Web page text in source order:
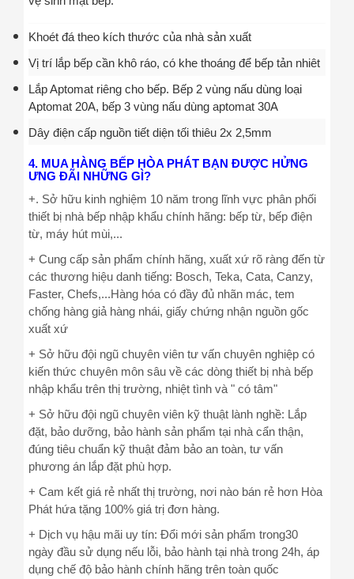
Khoét đá theo kích thước của nhà sản xuất
Vị trí lắp bếp cần khô ráo, có khe thoáng để bếp tản nhiêt
Lắp Aptomat riêng cho bếp. Bếp 2 vùng nấu dùng loại
Aptomat 20A, bếp 3 vùng nấu dùng aptomat 30A
Dây điện cấp nguồn tiết diện tối thiêu 2x 2,5mm
4. MUA HÀNG BẾP HÒA PHÁT BẠN ĐƯỢC HỬNG
ƯNG ĐÃI NHỮNG GÌ?
+. Sở hữu kinh nghiệm 10 năm trong lĩnh vực phân phối
thiết bị nhà bếp nhập khẩu chính hãng: bếp từ, bếp điện
từ, máy hút mùi,...
+ Cung cấp sản phẩm chính hãng, xuất xứ rõ ràng đến từ
các thương hiệu danh tiếng: Bosch, Teka, Cata, Canzy,
Faster, Chefs,...Hàng hóa có đầy đủ nhãn mác, tem
chống hàng giả hàng nhái, giấy chứng nhận nguồn gốc
xuất xứ
+ Sở hữu đội ngũ chuyên viên tư vấn chuyên nghiệp có
kiến thức chuyên môn sâu về các dòng thiết bị nhà bếp
nhập khẩu trên thị trường, nhiệt tình và " có tâm"
+ Sở hữu đội ngũ chuyên viên kỹ thuật lành nghề: Lắp
đặt, bảo dưỡng, bảo hành sản phẩm tại nhà cẩn thận,
đúng tiêu chuẩn kỹ thuật đảm bảo an toàn, tư vấn
phương án lắp đặt phù hợp.
+ Cam kết giá rẻ nhất thị trường, nơi nào bán rẻ hơn Hòa
Phát hứa tặng 100% giá trị đơn hàng.
+ Dịch vụ hậu mãi uy tín: Đổi mới sản phẩm trong30
ngày đầu sử dụng nếu lỗi, bảo hành tại nhà trong 24h, áp
dụng chế độ bảo hành chính hãng trên toàn quốc